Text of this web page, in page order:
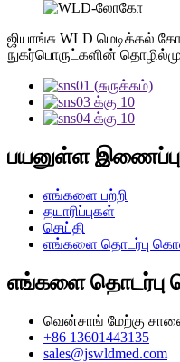
ஜியாங்சு WLD மெடிக்கல்
நுகர்பொருட்களின்
பயனுள்ள
எங்களை பற்றி
தயாரிப்புகள்
செய்தி
எங்களை தொடர்பு
எங்களை
வென்சாங் மேற்கு
+86 13601443135
sales@jswldmed.com